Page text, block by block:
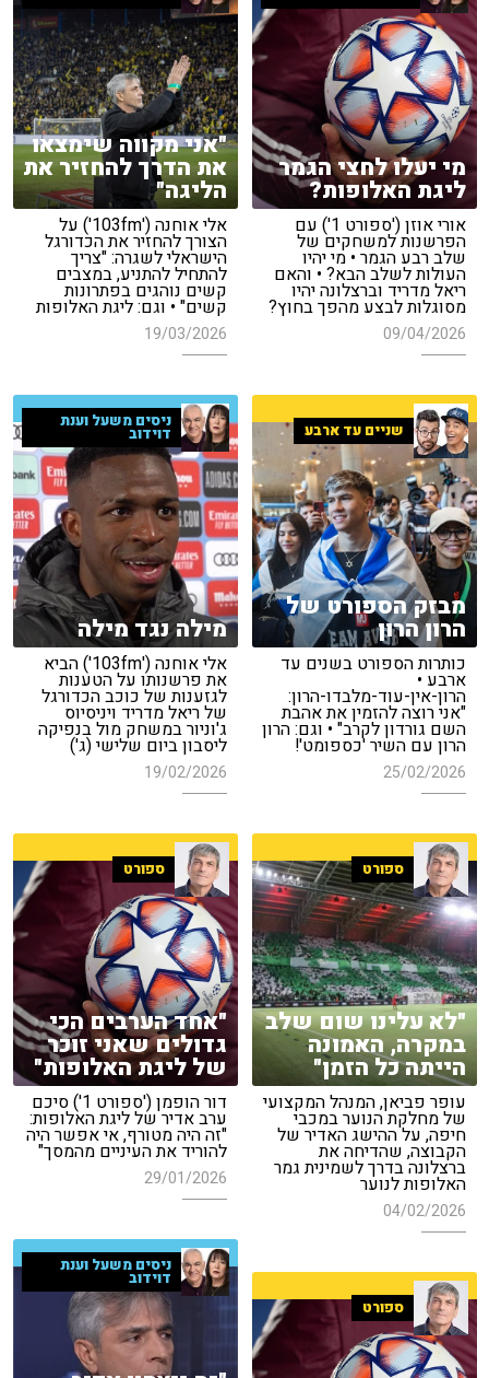
מי יעלו לחצי הגמר
ליגת האלופות?
אורי אוזן ('ספורט 1') עם
הפרשנות למשחקים של
שלב רבע הגמר • מי יהיו
העולות לשלב הבא? • והאם
ריאל מדריד וברצלונה יהיו
מסוגלות לבצע מהפך בחוץ?
09/04/2026
"אני מקווה שימצאו
את הדרך להחזיר את
הליגה"
אלי אוחנה ('103fm') על
הצורך להחזיר את הכדורגל
הישראלי לשגרה: "צריך
להתחיל להתניע, במצבים
קשים נוהגים בפתרונות
קשים" • וגם: ליגת האלופות
19/03/2026
שניים עד ארבע
מבזק הספורט של
הרון הרון
כותרות הספורט בשנים עד
ארבע •
הרון-אין-עוד-מלבדו-הרון:
"אני רוצה להזמין את אהבת
השם גורדון לקרב" • וגם: הרון
הרון עם השיר 'כספומט'!
25/02/2026
ניסים משעל וענת
דוידוב
מילה נגד מילה
אלי אוחנה ('103fm') הביא
את פרשנותו על הטענות
לגזענות של כוכב הכדורגל
של ריאל מדריד ויניסיוס
ג'וניור במשחק מול בנפיקה
ליסבון ביום שלישי (ג')
19/02/2026
ספורט
"לא עלינו שום שלב
במקרה, האמונה
הייתה כל הזמן"
עופר פביאן, המנהל המקצועי
של מחלקת הנוער במכבי
חיפה, על ההישג האדיר של
הקבוצה, שהדיחה את
ברצלונה בדרך לשמינית גמר
האלופות לנוער
04/02/2026
ספורט
"אחד הערבים הכי
גדולים שאני זוכר
של ליגת האלופות"
דור הופמן ('ספורט 1') סיכם
ערב אדיר של ליגת האלופות:
"זה היה מטורף, אי אפשר היה
להוריד את העיניים מהמסך"
29/01/2026
ניסים משעל וענת
דוידוב
ספורט